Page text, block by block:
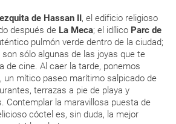
de Hassan II, el edificio religioso
después de La Meca; el idílico Parc de
pulmón verde dentro de la ciudad;
sólo algunas de las joyas que te
de cine. Al caer la tarde, ponemos
, un mítico paseo marítimo salpicado de
terrazas a pie de playa y
Contemplar la maravillosa puesta de
cóctel es, sin duda, la mejor
tengo que estar en el
puedo reservar un viaje de
en la página web?
uno de los servicios ha